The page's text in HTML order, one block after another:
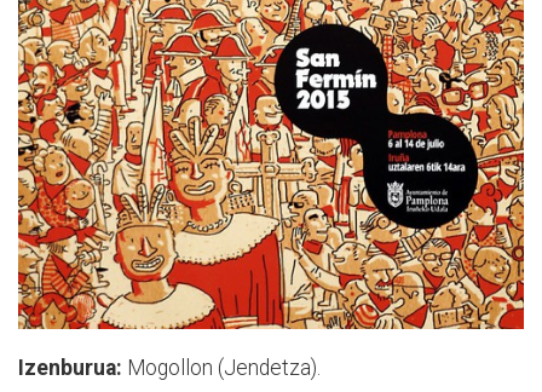
Izenburua: Mogollon (Jendetza).